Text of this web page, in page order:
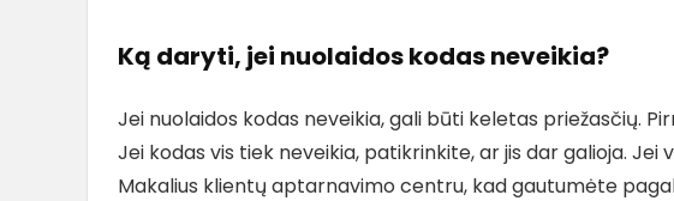
Ką daryti, jei nuolaidos kodas neveikia?
Jei nuolaidos kodas neveikia, gali būti keletas priežasčių.
Jei kodas vis tiek neveikia, patikrinkite, ar jis dar galioja. Jei
Makalius klientų aptarnavimo centru, kad gautumėte